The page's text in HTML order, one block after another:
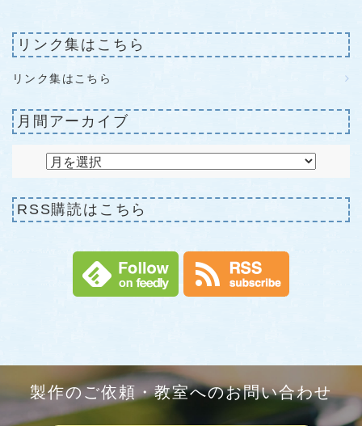
リンク集はこちら
リンク集はこちら
月間アーカイブ
RSS購読はこちら
製作のご依頼・教室へのお問い合わせ